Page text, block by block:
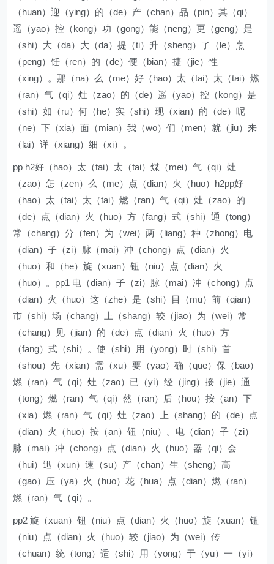
（huan）迎（ying）的（de）产（chan）品（pin）其（qi）
遥（yao）控（kong）功（gong）能（neng）更（geng）是
（shi）大（da）大（da）提（ti）升（sheng）了（le）烹
（peng）饪（ren）的（de）便（bian）捷（jie）性
（xing）。那（na）么（me）好（hao）太（tai）太（tai）燃
（ran）气（qi）灶（zao）的（de）遥（yao）控（kong）是
（shi）如（ru）何（he）实（shi）现（xian）的（de）呢
（ne）下（xia）面（mian）我（wo）们（men）就（jiu）来
（lai）详（xiang）细（xi）。
pp h2好（hao）太（tai）太（tai）煤（mei）气（qi）灶
（zao）怎（zen）么（me）点（dian）火（huo）h2pp好
（hao）太（tai）太（tai）燃（ran）气（qi）灶（zao）的
（de）点（dian）火（huo）方（fang）式（shi）通（tong）
常（chang）分（fen）为（wei）两（liang）种（zhong）电
（dian）子（zi）脉（mai）冲（chong）点（dian）火
（huo）和（he）旋（xuan）钮（niu）点（dian）火
（huo）。pp1 电（dian）子（zi）脉（mai）冲（chong）点
（dian）火（huo）这（zhe）是（shi）目（mu）前（qian）
市（shi）场（chang）上（shang）较（jiao）为（wei）常
（chang）见（jian）的（de）点（dian）火（huo）方
（fang）式（shi）。使（shi）用（yong）时（shi）首
（shou）先（xian）需（xu）要（yao）确（que）保（bao）
燃（ran）气（qi）灶（zao）已（yi）经（jing）接（jie）通
（tong）燃（ran）气（qi）然（ran）后（hou）按（an）下
（xia）燃（ran）气（qi）灶（zao）上（shang）的（de）点
（dian）火（huo）按（an）钮（niu）。电（dian）子（zi）
脉（mai）冲（chong）点（dian）火（huo）器（qi）会
（hui）迅（xun）速（su）产（chan）生（sheng）高
（gao）压（ya）火（huo）花（hua）点（dian）燃（ran）
燃（ran）气（qi）。
pp2 旋（xuan）钮（niu）点（dian）火（huo）旋（xuan）钮
（niu）点（dian）火（huo）较（jiao）为（wei）传
（chuan）统（tong）适（shi）用（yong）于（yu）一（yi）